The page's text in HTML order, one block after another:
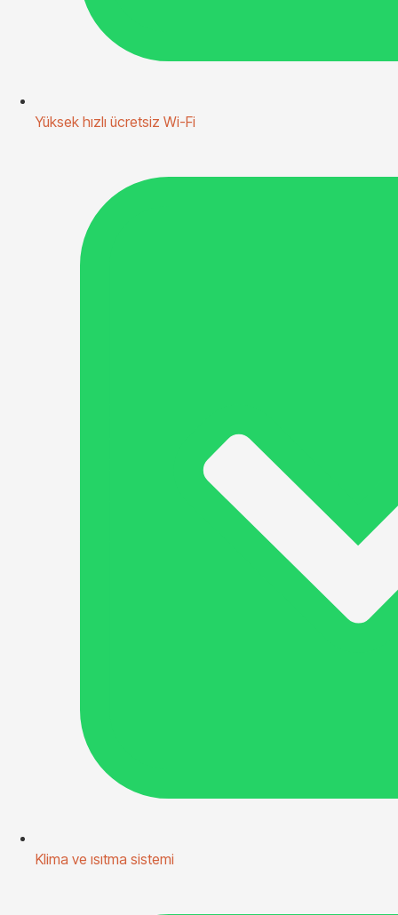
Yüksek hızlı ücretsiz Wi-Fi
Klima ve ısıtma sistemi